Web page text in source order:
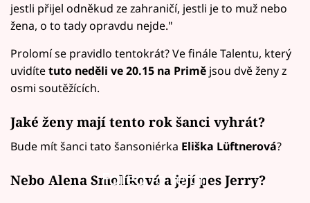
jestli přijel odněkud ze zahraničí, jestli je to muž nebo
žena, o to tady opravdu nejde."
Prolomí se pravidlo tentokrát? Ve finále Talentu, který
uvidítetuto neděli ve 20.15 na Primě jsou dvě ženy z
osmi soutěžících.
Jaké ženy mají tento rok šanci vyhrát?
Bude mít šanci tato šansoniérka Eliška Lüftnerová?
Failed to fetch
Nebo Alena Smolíková a její pes Jerry?